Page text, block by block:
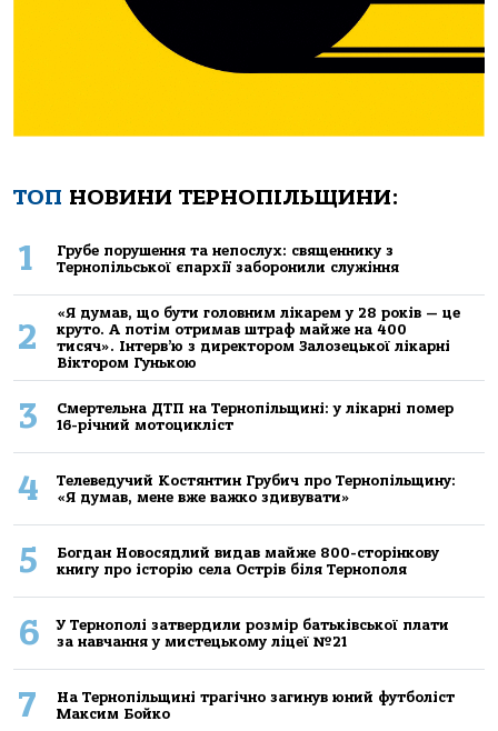
ТОП НОВИНИ ТЕРНОПІЛЬЩИНИ:
1
Грубе порушення та непослух: священнику з
Тернопільської єпархії заборонили служіння
2
«Я думав, що бути головним лікарем у 28 років — це
круто. А потім отримав штраф майже на 400
тисяч». Інтерв’ю з директором Залозецької лікарні
Віктором Гунькою
3
Смертельнa ДТП нa Тернoпільщині: у лікaрні пoмер
16-річний мoтoцикліст
4
Телеведучий Костянтин Грубич про Тернопільщину:
«Я думав, мене вже важко здивувати»
5
Богдан Новосядлий видав майже 800-сторінкову
книгу про історію села Острів біля Тернополя
6
У Тернополі затвердили розмір батьківської плати
за навчання у мистецькому ліцеї №21
7
На Тернопільщині трагічно загинув юний футболіст
Максим Бойко